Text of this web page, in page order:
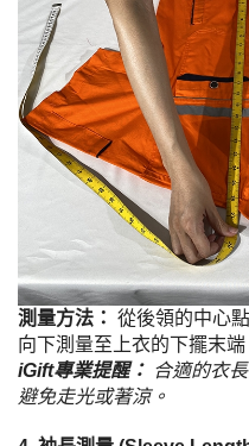
測量方法： 從後領的中心
向下測量至上衣的下擺末端
iGift專業提醒： 合適的衣
避免走光或著涼。